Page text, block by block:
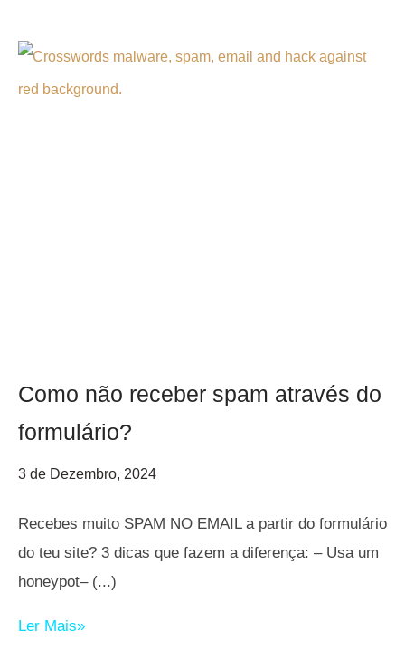
Como não receber spam através do
formulário?
3 de Dezembro, 2024
Recebes muito SPAM NO EMAIL a partir do formulário
do teu site? 3 dicas que fazem a diferença: – Usa um
honeypot–
Ler Mais»